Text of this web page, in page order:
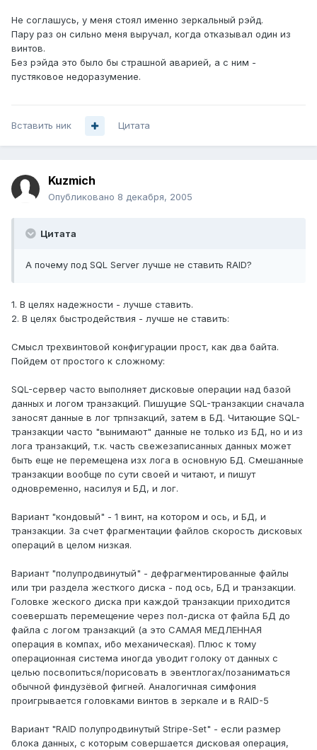
Не соглашусь, у меня стоял именно зеркальный рэйд.
Пару раз он сильно меня выручал, когда отказывал один из
винтов.
Без рэйда это было бы страшной аварией, а с ним -
пустяковое недоразумение.
Вставить ник Цитата
Kuzmich
Опубликовано 8 декабря, 2005
Цитата
А почему под SQL Server лучше не ставить RAID?
1. В целях надежности - лучше ставить.
2. В целях быстродействия - лучше не ставить:
Смысл трехвинтовой конфигурации прост, как два байта.
Пойдем от простого к сложному:
SQL-сервер часто выполняет дисковые операции над базой
данных и логом транзакций. Пишущие SQL-транзакции сначала
заносят данные в лог трпнзакций, затем в БД. Читающие SQL-
транзакции часто "вынимают" данные не только из БД, но и из
лога транзакций, т.к. часть свежезаписанных данных может
быть еще не перемещена изх лога в основную БД. Смешанные
транзакции вообще по сути своей и читают, и пишут
одновременно, насилуя и БД, и лог.
Вариант "кондовый" - 1 винт, на котором и ось, и БД, и
транзакции. За счет фрагментации файлов скорость дисковых
операций в целом низкая.
Вариант "полупродвинутый" - дефрагментированные файлы
или три раздела жесткого диска - под ось, БД и транзакции.
Головке жеского диска при каждой транзакции приходится
соевершать перемещение через пол-диска от файла БД до
файла с логом транзакций (а это САМАЯ МЕДЛЕННАЯ
операция в компах, ибо механическая). Плюс к тому
операционная система иногда уводит голоку от данных с
целью посвопиться/порисовать в эвентлогах/позаниматься
обычной финдузёвой фигней. Аналогичная симфония
проигрывается головками винтов в зеркале и в RAID-5
Вариант "RAID полупродвинутый Stripe-Set" - если размер
блока данных, с которым совершается дисковая операция,